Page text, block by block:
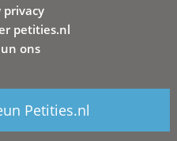
privacy
petities.nl
ons
Petities.nl